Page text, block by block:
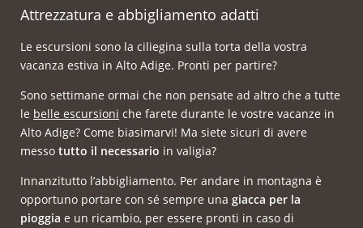
Attrezzatura e abbigliamento adatti
Le escursioni sono la ciliegina sulla torta della vostra
vacanza estiva in Alto Adige. Pronti per partire?
Sono settimane ormai che non pensate ad altro che a tutte
le belle escursioni che farete durante le vostre vacanze in
Alto Adige? Come biasimarvi! Ma siete sicuri di avere
messo tutto il necessario in valigia?
Innanzitutto l’abbigliamento. Per andare in montagna è
opportuno portare con sé sempre una giacca per la
pioggia e un ricambio, per essere pronti in caso di